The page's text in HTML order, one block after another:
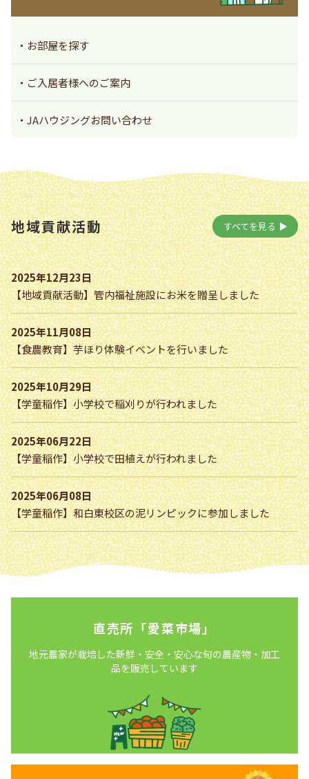
お部屋を探す
ご入居者様へのご案内
JAハウジングお問い合わせ
地域貢献活動 すべてを見る
2025年12月23日
【地域貢献活動】管内福祉施設にお米を贈呈しました
2025年11月08日
【食農教育】芋ほり体験イベントを行いました
2025年10月29日
【学童稲作】小学校で稲刈りが行われました
2025年06月22日
【学童稲作】小学校で田植えが行われました
2025年06月08日
【学童稲作】和白東校区の泥リンピックに参加しました
直売所「愛菜市場」
地元農家が栽培した新鮮・安全・安心な旬の農産物・加工
品を販売しています